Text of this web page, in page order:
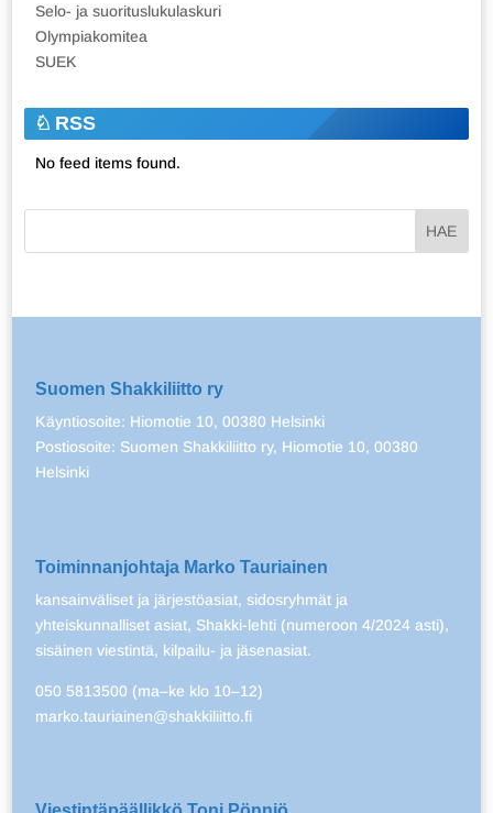
Selo- ja suorituslukulaskuri
Olympiakomitea
SUEK
RSS
No feed items found.
Suomen Shakkiliitto ry
Käyntiosoite: Hiomotie 10, 00380 Helsinki
Postiosoite: Suomen Shakkiliitto ry, Hiomotie 10, 00380
Helsinki
Toiminnanjohtaja Marko Tauriainen
kansainväliset ja järjestöasiat, sidosryhmät ja
yhteiskunnalliset asiat, Shakki-lehti (numeroon 4/2024 asti),
sisäinen viestintä, kilpailu- ja jäsenasiat.
050 5813500 (ma–ke klo 10–12)
marko.tauriainen@shakkiliitto.fi